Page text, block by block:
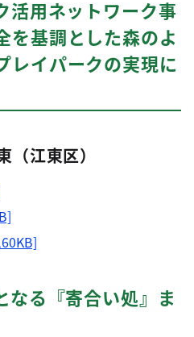
活用ネットワーク事
を基調とした森のよ
レイパークの実現に
江東区）
る『寄合い処』ま